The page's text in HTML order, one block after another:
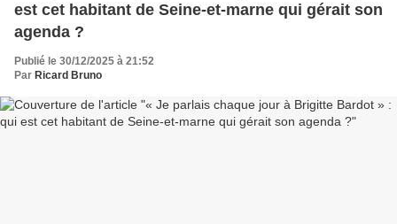
est cet habitant de Seine-et-marne qui gérait son
agenda ?
Publié le 30/12/2025 à 21:52
Par Ricard Bruno